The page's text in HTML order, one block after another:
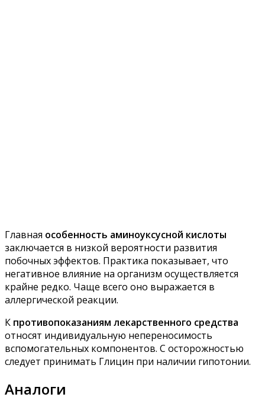
Главная особенность аминоуксусной кислоты
заключается в низкой вероятности развития
побочных эффектов. Практика показывает, что
негативное влияние на организм осуществляется
крайне редко. Чаще всего оно выражается в
аллергической реакции.
К противопоказаниям лекарственного средства
относят индивидуальную непереносимость
вспомогательных компонентов. С осторожностью
следует принимать Глицин при наличии гипотонии.
Аналоги